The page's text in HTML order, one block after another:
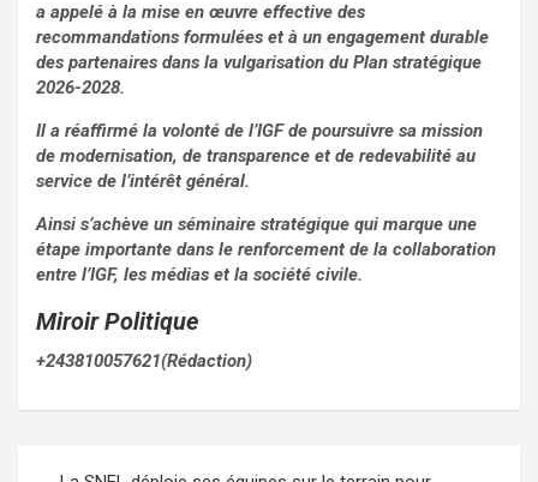
a appelé à la mise en œuvre effective des
recommandations formulées et à un engagement durable
des partenaires dans la vulgarisation du Plan stratégique
2026-2028.
Il a réaffirmé la volonté de l’IGF de poursuivre sa mission
de modernisation, de transparence et de redevabilité au
service de l’intérêt général.
Ainsi s’achève un séminaire stratégique qui marque une
étape importante dans le renforcement de la collaboration
entre l’IGF, les médias et la société civile.
Miroir Politique
+243810057621(Rédaction)